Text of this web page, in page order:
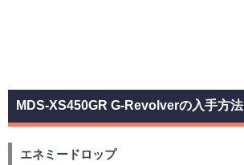
MDS-XS450GR G-Revolverの入手方法
エネミードロップ